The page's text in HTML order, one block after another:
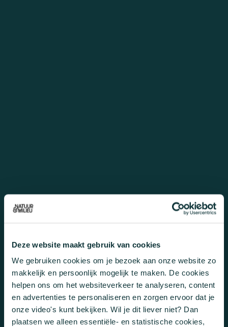
Deze website maakt gebruik van cookies
We gebruiken cookies om je bezoek aan onze website zo
makkelijk en persoonlijk mogelijk te maken. De cookies
helpen ons om het websiteverkeer te analyseren, content
en advertenties te personaliseren en zorgen ervoor dat je
onze video's kunt bekijken. Wil je dit liever niet? Dan
plaatsen we alleen essentiële- en statistische cookies,